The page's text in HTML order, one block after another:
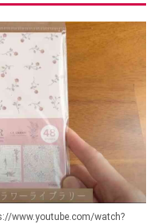
www.youtube.com/watch?